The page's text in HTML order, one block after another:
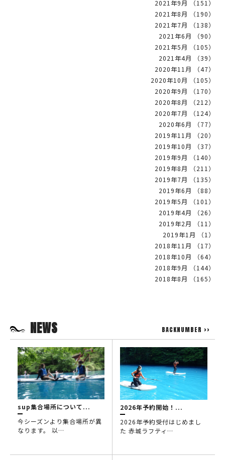
2021年9月 （151）
2021年8月 （190）
2021年7月 （138）
2021年6月 （90）
2021年5月 （105）
2021年4月 （39）
2020年11月 （47）
2020年10月 （105）
2020年9月 （170）
2020年8月 （212）
2020年7月 （124）
2020年6月 （77）
2019年11月 （20）
2019年10月 （37）
2019年9月 （140）
2019年8月 （211）
2019年7月 （135）
2019年6月 （88）
2019年5月 （101）
2019年4月 （26）
2019年2月 （11）
2019年1月 （1）
2018年11月 （17）
2018年10月 （64）
2018年9月 （144）
2018年8月 （165）
NEWS BACKNUMBER >>
sup集合場所について...
今シーズンより集合場所が異
なります。 以…
2026年予約開始！...
2026年予約受付はじめまし
た 赤城ラフティ…